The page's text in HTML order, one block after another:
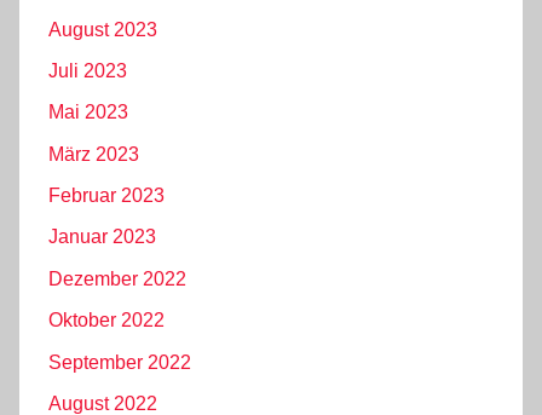
August 2023
Juli 2023
Mai 2023
März 2023
Februar 2023
Januar 2023
Dezember 2022
Oktober 2022
September 2022
August 2022